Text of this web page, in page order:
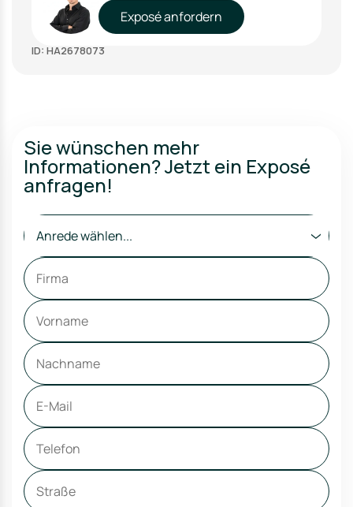
Exposé anfordern
ID: HA2678073
Sie wünschen mehr
Informationen? Jetzt ein Exposé
anfragen!
Anrede wählen...